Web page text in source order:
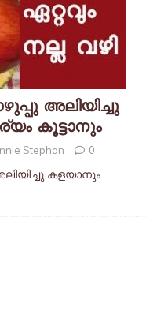
അലിയിച്ചു
കൂട്ടാനും
Stephan 0
കളയാനും